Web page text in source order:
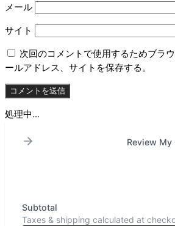
メール
サイト
次回のコメントで使用するためブラ
ールアドレス、サイトを保存する。
処理中...
Review My
Subtotal
Taxes & shipping calculated at